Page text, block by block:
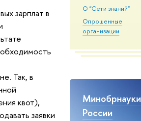
О "Сети знаний"
Опрошенные
организации
Минобрнауки
России
зарплат в
Так, в
квот),
заявки